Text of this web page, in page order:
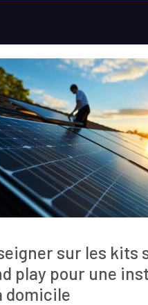
sur les kits
play pour une
domicile